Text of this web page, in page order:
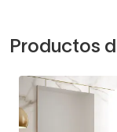
Productos